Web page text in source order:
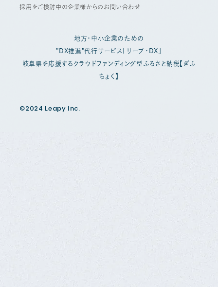
採用をご検討中の企業様からのお問い合わせ
地方・中小企業のための
"DX推進"代行サービス「リープ・DX」
岐阜県を応援するクラウドファンディング型ふるさと納税【ぎふ
ちょく】
©2024 Leapy Inc.